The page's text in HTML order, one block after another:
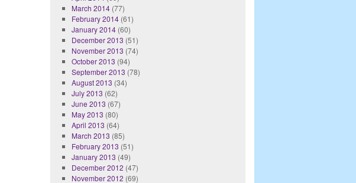
March 2014(77)
February 2014(61)
January 2014(60)
December 2013 (51)
November 2013 (74)
October 2013 (94)
September 2013 (78)
August 2013 (34)
July 2013 (62)
June 2013 (67)
May 2013 (80)
April 2013 (64)
March 2013 (85)
February 2013 (51)
January 2013 (49)
December 2012 (47)
November 2012 (69)